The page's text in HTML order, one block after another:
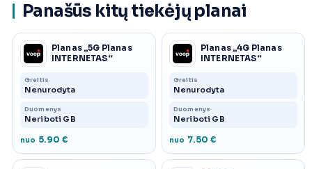
Panašūs kitų tiekėjų planai
Planas „5G Planas
INTERNETAS“
Greitis
Nenurodyta
Duomenys
Neriboti GB
nuo 5.90 €
Planas „4G Planas
INTERNETAS“
Greitis
Nenurodyta
Duomenys
Neriboti GB
nuo 7.50 €